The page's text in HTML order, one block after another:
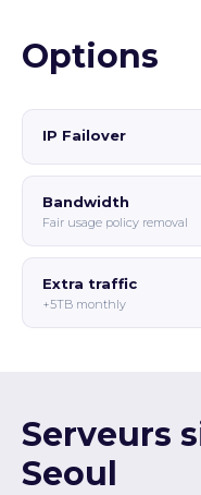
Options
IP Failover
Bandwidth
Fair usage policy removal
Extra traffic
+5TB monthly
Serveurs
Seoul